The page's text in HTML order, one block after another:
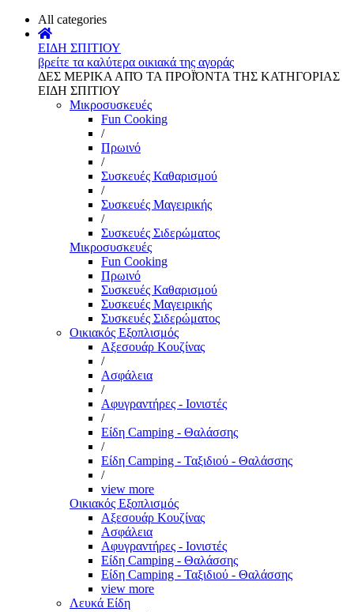
All categories
ΕΙΔΗ ΣΠΙΤΙΟΥ
βρείτε τα καλύτερα οικιακά της αγοράς
ΔΕΣ ΜΕΡΙΚΑ ΑΠΌ ΤΑ ΠΡΟΪΌΝΤΑ ΤΗΣ ΚΑΤΗΓΟΡΙΑΣ
ΕΙΔΗ ΣΠΙΤΙΟΥ
Μικροσυσκευές
Fun Cooking
/
Πρωινό
/
Συσκευές Καθαρισμού
/
Συσκευές Μαγειρικής
/
Συσκευές Σιδερώματος
Μικροσυσκευές
Fun Cooking
Πρωινό
Συσκευές Καθαρισμού
Συσκευές Μαγειρικής
Συσκευές Σιδερώματος
Οικιακός Εξοπλισμός
Αξεσουάρ Κουζίνας
/
Ασφάλεια
/
Αφυγραντήρες - Ιονιστές
/
Είδη Camping - Θαλάσσης
/
Είδη Camping - Ταξιδιού - Θαλάσσης
/
view more
Οικιακός Εξοπλισμός
Αξεσουάρ Κουζίνας
Ασφάλεια
Αφυγραντήρες - Ιονιστές
Είδη Camping - Θαλάσσης
Είδη Camping - Ταξιδιού - Θαλάσσης
view more
Λευκά Είδη